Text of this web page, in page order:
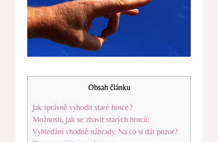
Obsah článku
Jak správně vyhodit staré hrnce?
Možnosti, jak se zbavit starých hrnců:
Vyhledání vhodné náhrady: Na co si dát pozor?